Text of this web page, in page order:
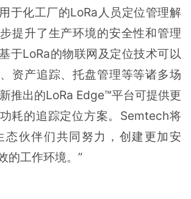
于化工厂的LoRa人员定位管理解
提升了生产环境的安全性和管理
于LoRa的物联网及定位技术可以
资产追踪、托盘管理等等诸多场
推出的LoRa Edge™平台可提供更
耗的追踪定位方案。Semtech将
态伙伴们共同努力，创建更加安
的工作环境。”